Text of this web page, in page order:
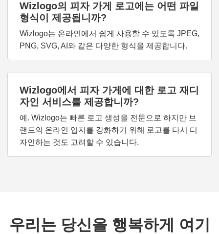
Wizlogo의 피자 가게 로고에는 어떤 파일
형식이 제공됩니까?
Wizlogo는 온라인에서 쉽게 사용할 수 있도록 JPEG,
PNG, SVG, AI와 같은 다양한 형식을 제공합니다.
Wizlogo에서 피자 가게에 대한 로고 재디
자인 서비스를 제공합니까?
예. Wizlogo는 빠른 로고 생성을 전문으로 하지만 브
랜드의 온라인 입지를 강화하기 위해 로고를 다시 디
자인하는 것도 고려할 수 있습니다.
우리는 당신을 행복하게 여기